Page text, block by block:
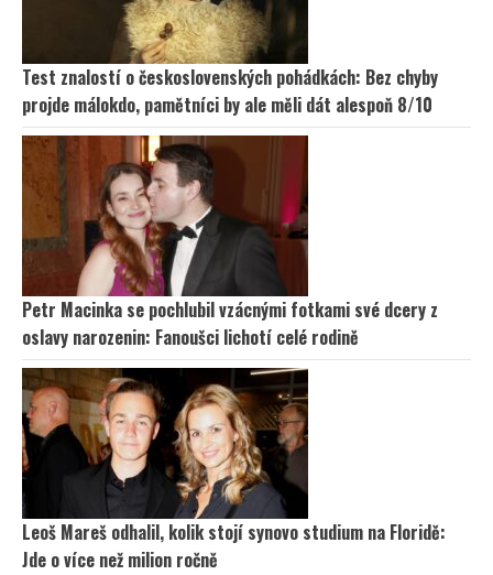
Test znalostí o československých pohádkách: Bez chyby
projde málokdo, pamětníci by ale měli dát alespoň 8/10
Petr Macinka se pochlubil vzácnými fotkami své dcery z
oslavy narozenin: Fanoušci lichotí celé rodině
Leoš Mareš odhalil, kolik stojí synovo studium na Floridě:
Jde o více než milion ročně